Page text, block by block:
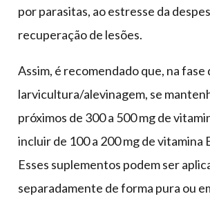
por parasitas, ao estresse da
recuperação de lesões.
Assim, é recomendado que, na fase
larvicultura/alevinagem, se
próximos de 300 a 500 mg de
incluir de 100 a 200 mg de vitamina
Esses suplementos podem ser
separadamente de forma pura ou